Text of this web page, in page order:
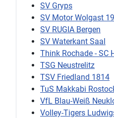
SV Gryps
SV Motor Wolgast
SV RUGIA Bergen
SV Waterkant Saal
Think Rochade - SC
TSG Neustrelitz
TSV Friedland 1814
TuS Makkabi
VfL Blau-Weiß
Volley-Tigers